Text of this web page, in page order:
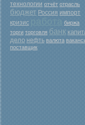
технологии отчёт отрасль
бюджет Россия импорт
кризис
биржа
торги торговля банк
дело нефть валюта
поставщик